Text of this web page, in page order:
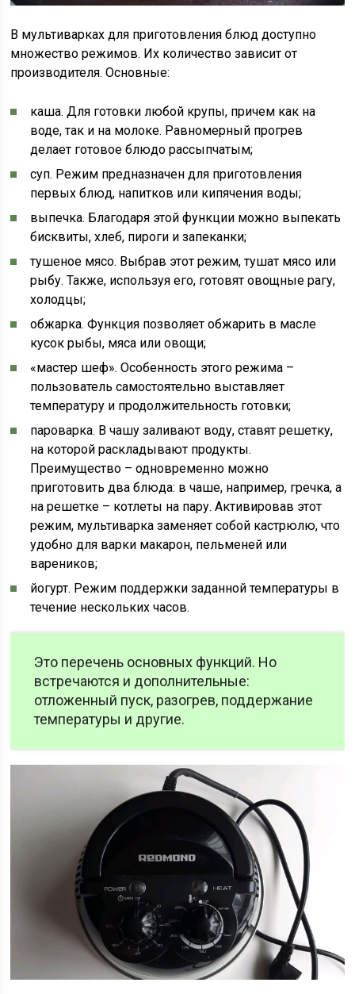
В мультиварках для приготовления блюд доступно
множество режимов. Их количество зависит от
производителя. Основные:
каша. Для готовки любой крупы, причем как на
воде, так и на молоке. Равномерный прогрев
делает готовое блюдо рассыпчатым;
суп. Режим предназначен для приготовления
первых блюд, напитков или кипячения воды;
выпечка. Благодаря этой функции можно выпекать
бисквиты, хлеб, пироги и запеканки;
тушеное мясо. Выбрав этот режим, тушат мясо или
рыбу. Также, используя его, готовят овощные рагу,
холодцы;
обжарка. Функция позволяет обжарить в масле
кусок рыбы, мяса или овощи;
«мастер шеф». Особенность этого режима –
пользователь самостоятельно выставляет
температуру и продолжительность готовки;
пароварка. В чашу заливают воду, ставят решетку,
на которой раскладывают продукты.
Преимущество – одновременно можно
приготовить два блюда: в чаше, например, гречка, а
на решетке – котлеты на пару. Активировав этот
режим, мультиварка заменяет собой кастрюлю, что
удобно для варки макарон, пельменей или
вареников;
йогурт. Режим поддержки заданной температуры в
течение нескольких часов.
Это перечень основных функций. Но
встречаются и дополнительные:
отложенный пуск, разогрев, поддержание
температуры и другие.